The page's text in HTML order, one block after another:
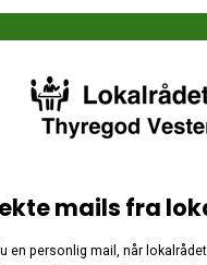
mails fra
en personlig mail, når